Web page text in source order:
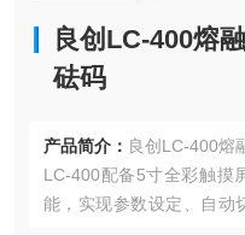
良创LC-400熔
砝码
产品简介： 良创LC-400熔
LC-400配备5寸全彩触摸
能，实现参数设定、自动